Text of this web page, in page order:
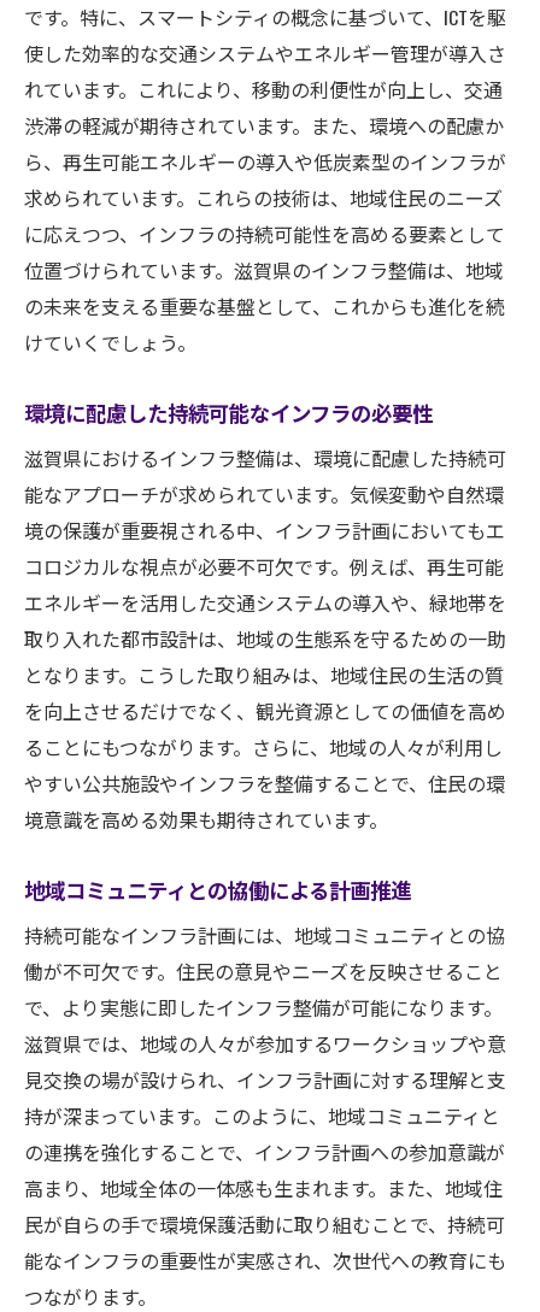
地元企業の成長を支える基盤整備
経済的な視点から見るインフラ投資の影響
公共交通網の充実が生活の利便性をどう変える
か
多様な移動手段の確保と社会参加の促進
通勤時間短縮と生活リズムの改善
観光客誘致のための交通インフラ整備
住民の移動範囲拡大と都市間連携の強化
環境負荷軽減を目指した公共交通の役割
化
持続可能なインフラ計画が地域社会に与える影
響
環境保全と経済発展の両立を目指して
地域資源の有効活用とインフラ設計
住民参加型のインフラ計画の重要性
長期的視点からの持続可能な開発の推進
地域社会の絆を深めるインフラの役割
持続可能性を考慮したインフラの未来展望
滋賀県における道路整備の最新動向とその効果
道路計画の現状と今後の見通し
安全性向上のための道路インフラ改善
地域社会との協力による道路整備の実現
未来志向の道路インフラ計画の重要性
インフラ整備と新技術導入がもたらす未来の展
望
スマートシティ化を推進するインフラ革新
ICT活用による効率的なインフラ管理
次世代エネルギーとインフラの融合
交通インフラのデジタル化とその利点
です。特に、スマートシティの概念に基づいて、ICTを駆
使した効率的な交通システムやエネルギー管理が導入さ
れています。これにより、移動の利便性が向上し、交通
渋滞の軽減が期待されています。また、環境への配慮か
ら、再生可能エネルギーの導入や低炭素型のインフラが
求められています。これらの技術は、地域住民のニーズ
に応えつつ、インフラの持続可能性を高める要素として
位置づけられています。滋賀県のインフラ整備は、地域
の未来を支える重要な基盤として、これからも進化を続
けていくでしょう。
環境に配慮した持続可能なインフラの必要性
滋賀県におけるインフラ整備は、環境に配慮した持続可
能なアプローチが求められています。気候変動や自然環
境の保護が重要視される中、インフラ計画においてもエ
コロジカルな視点が必要不可欠です。例えば、再生可能
エネルギーを活用した交通システムの導入や、緑地帯を
取り入れた都市設計は、地域の生態系を守るための一助
となります。こうした取り組みは、地域住民の生活の質
を向上させるだけでなく、観光資源としての価値を高め
ることにもつながります。さらに、地域の人々が利用し
やすい公共施設やインフラを整備することで、住民の環
境意識を高める効果も期待されています。
地域コミュニティとの協働による計画推進
持続可能なインフラ計画には、地域コミュニティとの協
働が不可欠です。住民の意見やニーズを反映させること
で、より実態に即したインフラ整備が可能になります。
滋賀県では、地域の人々が参加するワークショップや意
見交換の場が設けられ、インフラ計画に対する理解と支
持が深まっています。このように、地域コミュニティと
の連携を強化することで、インフラ計画への参加意識が
高まり、地域全体の一体感も生まれます。また、地域住
民が自らの手で環境保護活動に取り組むことで、持続可
能なインフラの重要性が実感され、次世代への教育にも
つながります。